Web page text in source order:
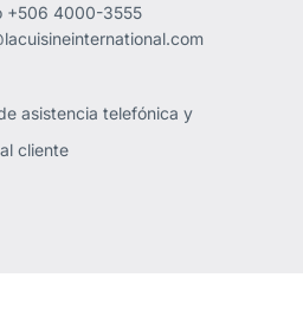
+506 4000-3555
asistencia telefónica y
cliente